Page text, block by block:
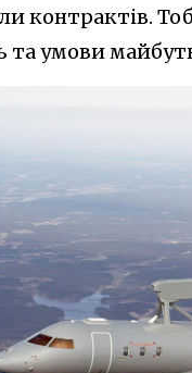
контрактів.
та умови